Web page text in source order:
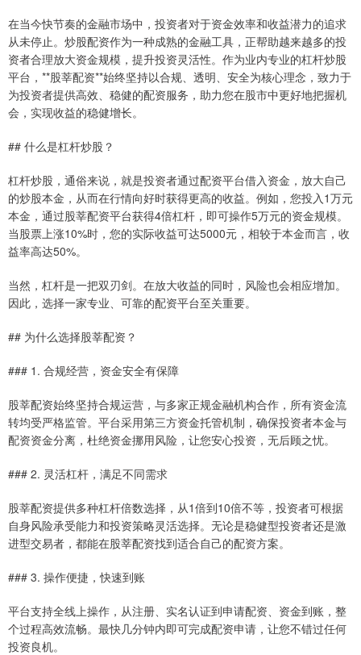
在当今快节奏的金融市场中，投资者对于资金效率和收益潜力的追求
从未停止。炒股配资作为一种成熟的金融工具，正帮助越来越多的投
资者合理放大资金规模，提升投资灵活性。作为业内专业的杠杆炒股
平台，**股莘配资**始终坚持以合规、透明、安全为核心理念，致力于
为投资者提供高效、稳健的配资服务，助力您在股市中更好地把握机
会，实现收益的稳健增长。
## 什么是杠杆炒股？
杠杆炒股，通俗来说，就是投资者通过配资平台借入资金，放大自己
的炒股本金，从而在行情向好时获得更高的收益。例如，您投入1万元
本金，通过股莘配资平台获得4倍杠杆，即可操作5万元的资金规模。
当股票上涨10%时，您的实际收益可达5000元，相较于本金而言，收
益率高达50%。
当然，杠杆是一把双刃剑。在放大收益的同时，风险也会相应增加。
因此，选择一家专业、可靠的配资平台至关重要。
## 为什么选择股莘配资？
### 1. 合规经营，资金安全有保障
股莘配资始终坚持合规运营，与多家正规金融机构合作，所有资金流
转均受严格监管。平台采用第三方资金托管机制，确保投资者本金与
配资资金分离，杜绝资金挪用风险，让您安心投资，无后顾之忧。
### 2. 灵活杠杆，满足不同需求
股莘配资提供多种杠杆倍数选择，从1倍到10倍不等，投资者可根据
自身风险承受能力和投资策略灵活选择。无论是稳健型投资者还是激
进型交易者，都能在股莘配资找到适合自己的配资方案。
### 3. 操作便捷，快速到账
平台支持全线上操作，从注册、实名认证到申请配资、资金到账，整
个过程高效流畅。最快几分钟内即可完成配资申请，让您不错过任何
投资良机。